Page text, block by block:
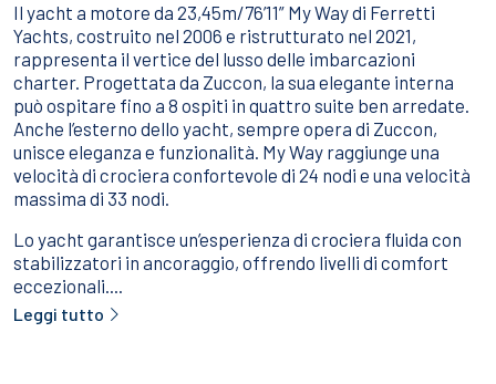
Il yacht a motore da 23,45m/76’11” My Way di Ferretti
Yachts, costruito nel 2006 e ristrutturato nel 2021,
rappresenta il vertice del lusso delle imbarcazioni
charter. Progettata da Zuccon, la sua elegante interna
può ospitare fino a 8 ospiti in quattro suite ben arredate.
Anche l’esterno dello yacht, sempre opera di Zuccon,
unisce eleganza e funzionalità. My Way raggiunge una
velocità di crociera confortevole di 24 nodi e una velocità
massima di 33 nodi.
Lo yacht garantisce un’esperienza di crociera fluida con
stabilizzatori in ancoraggio, offrendo livelli di comfort
eccezionali....
Leggi tutto